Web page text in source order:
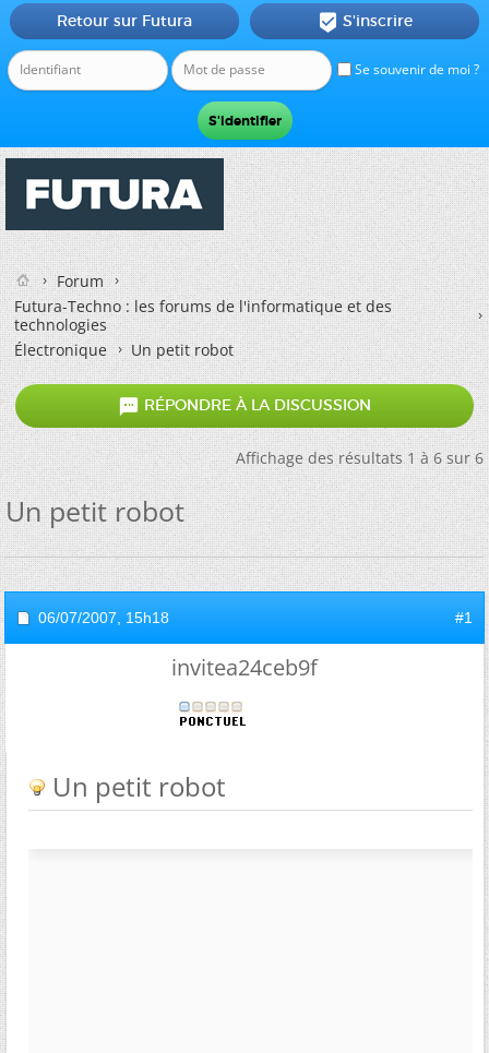
Se souvenir de moi ?
Retour sur Futura  S'inscrire
Forum
Futura-Techno : les forums de l'informatique et des
technologies
Électronique
Un petit robot
 RÉPONDRE À LA DISCUSSION
Affichage des résultats 1 à 6 sur 6
Un petit robot
06/07/2007, 15h18 #1
invitea24ceb9f
Un petit robot